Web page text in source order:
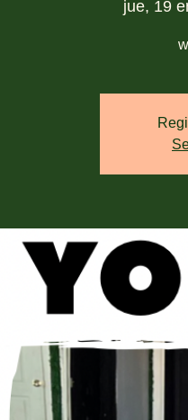
jue, 19